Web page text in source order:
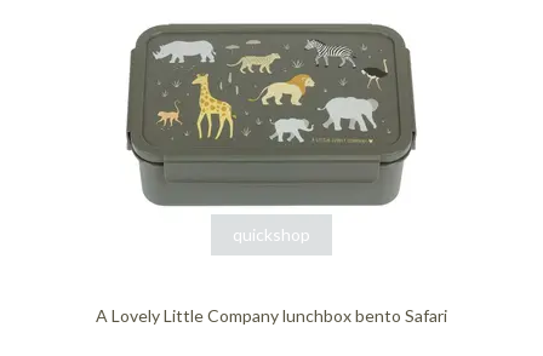
quickshop
A Lovely Little Company lunchbox bento Safari